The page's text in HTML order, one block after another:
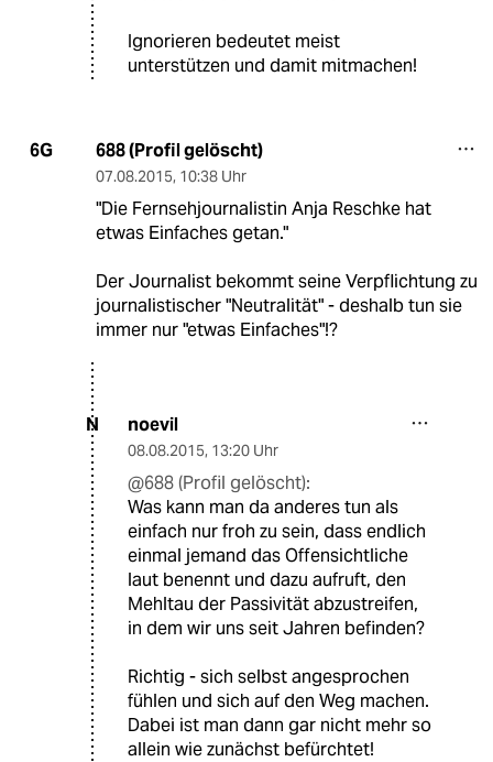
Ignorieren bedeutet meist
unterstützen und damit mitmachen!
6G 688 (Profil gelöscht)
07.08.2015, 10:38 Uhr
"Die Fernsehjournalistin Anja Reschke hat
etwas Einfaches getan."
Der Journalist bekommt seine Verpflichtung zu
journalistischer "Neutralität" - deshalb tun sie
immer nur "etwas Einfaches"!?
N noevil
08.08.2015, 13:20 Uhr
@688 (Profil gelöscht):
Was kann man da anderes tun als
einfach nur froh zu sein, dass endlich
einmal jemand das Offensichtliche
laut benennt und dazu aufruft, den
Mehltau der Passivität abzustreifen,
in dem wir uns seit Jahren befinden?
Richtig - sich selbst angesprochen
fühlen und sich auf den Weg machen.
Dabei ist man dann gar nicht mehr so
allein wie zunächst befürchtet!